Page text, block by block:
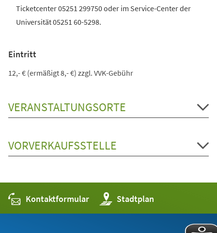
Ticketcenter 05251 299750 oder im Service-Center der
Universität 05251 60-5298.
Eintritt
12,- € (ermäßigt 8,- €) zzgl. VVK-Gebühr
VERANSTALTUNGSORTE
VORVERKAUFSSTELLE
Kontaktformular Stadtplan
(Öffnet
in
einem